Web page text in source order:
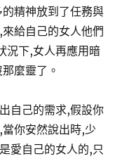
精神放到了任務與
給自己的女人他們
況下,女人再應用暗
麼靈了。
自己的需求,假設你
你安然說出時,少
愛自己的女人的,只